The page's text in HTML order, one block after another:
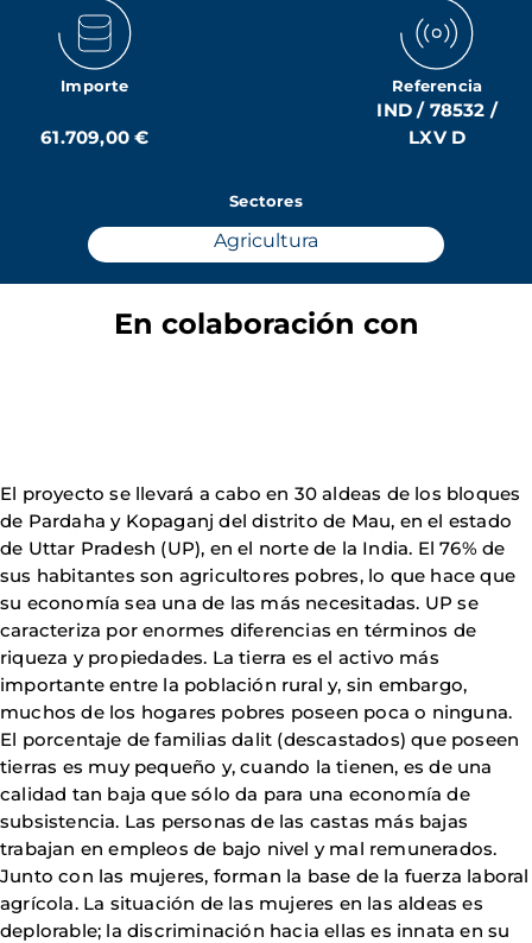
Importe
61.709,00 €
Referencia
IND / 78532 /
LXV D
Sectores
Agricultura
En colaboración con
El proyecto se llevará a cabo en 30 aldeas de los bloques
de Pardaha y Kopaganj del distrito de Mau, en el estado
de Uttar Pradesh (UP), en el norte de la India. El 76% de
sus habitantes son agricultores pobres, lo que hace que
su economía sea una de las más necesitadas. UP se
caracteriza por enormes diferencias en términos de
riqueza y propiedades. La tierra es el activo más
importante entre la población rural y, sin embargo,
muchos de los hogares pobres poseen poca o ninguna.
El porcentaje de familias dalit (descastados) que poseen
tierras es muy pequeño y, cuando la tienen, es de una
calidad tan baja que sólo da para una economía de
subsistencia. Las personas de las castas más bajas
trabajan en empleos de bajo nivel y mal remunerados.
Junto con las mujeres, forman la base de la fuerza laboral
agrícola. La situación de las mujeres en las aldeas es
deplorable; la discriminación hacia ellas es innata en su